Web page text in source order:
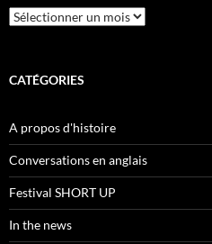
Archives
CATÉGORIES
A propos d'histoire
Conversations en anglais
Festival SHORT UP
In the news